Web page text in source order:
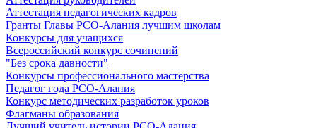
Аттестация педагогических кадров
Гранты Главы РСО-Алания лучшим школам
Конкурсы для учащихся
Всероссийский конкурс сочинений
"Без срока давности"
Конкурсы профессионального мастерства
Педагог года РСО-Алания
Конкурс методических разработок уроков
Флагманы образования